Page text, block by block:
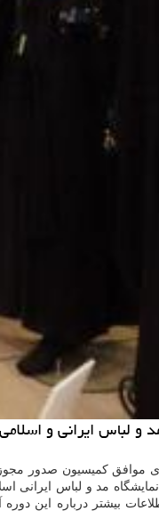
لباس ایرانی و
موافق كمیسیون صدور